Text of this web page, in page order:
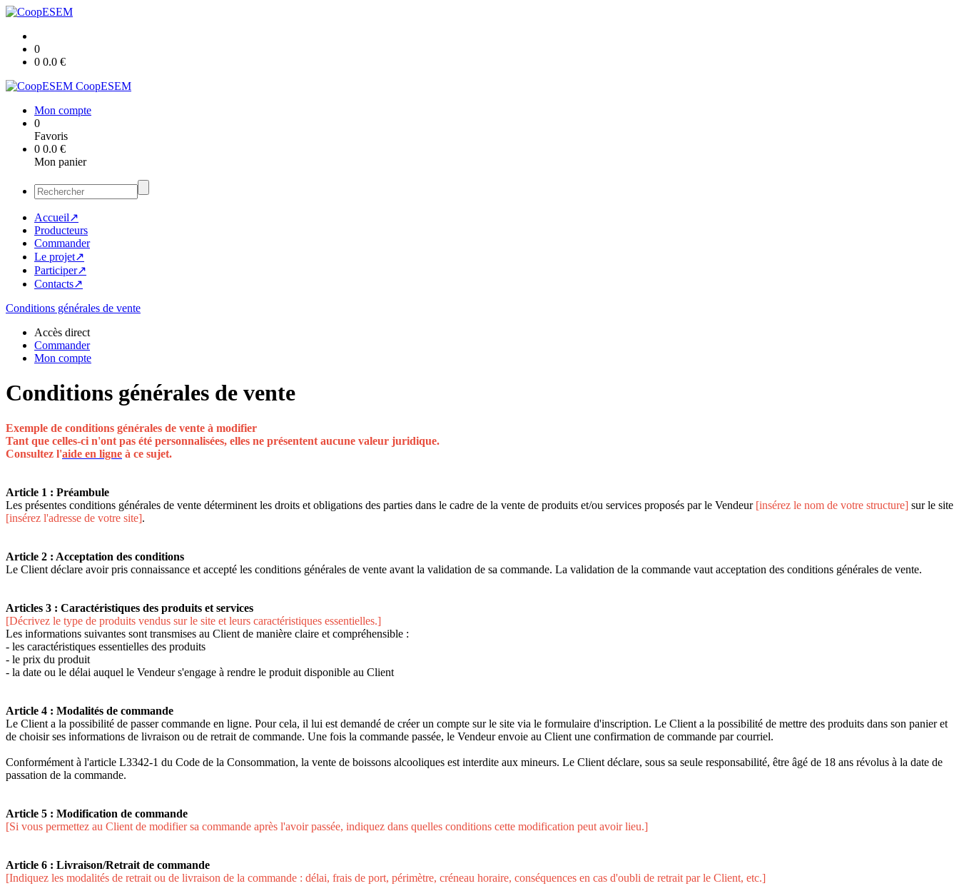
0
0 0.0 €
CoopESEM
Mon compte
0
Favoris
0 0.0 €
Mon panier
Accueil↗
Producteurs
Commander
Le projet↗
Participer↗
Contacts↗
Conditions générales de vente
Accès direct
Commander
Mon compte
Conditions générales de vente
Exemple de conditions générales de vente à modifier
Tant que celles-ci n'ont pas été personnalisées, elles ne présentent aucune valeur juridique.
Consultez l'aide en ligne à ce sujet.
Article 1 : Préambule
Les présentes conditions générales de vente déterminent les droits et obligations des parties dans le cadre de la vente de produits et/ou services proposés par le Vendeur [insérez le nom de votre structure] sur le site
[insérez l'adresse de votre site].
Article 2 : Acceptation des conditions
Le Client déclare avoir pris connaissance et accepté les conditions générales de vente avant la validation de sa commande. La validation de la commande vaut acceptation des conditions générales de vente.
Articles 3 : Caractéristiques des produits et services
[Décrivez le type de produits vendus sur le site et leurs caractéristiques essentielles.]
Les informations suivantes sont transmises au Client de manière claire et compréhensible :
- les caractéristiques essentielles des produits
- le prix du produit
- la date ou le délai auquel le Vendeur s'engage à rendre le produit disponible au Client
Article 4 : Modalités de commande
Le Client a la possibilité de passer commande en ligne. Pour cela, il lui est demandé de créer un compte sur le site via le formulaire d'inscription. Le Client a la possibilité de mettre des produits dans son panier et
de choisir ses informations de livraison ou de retrait de commande. Une fois la commande passée, le Vendeur envoie au Client une confirmation de commande par courriel.
Conformément à l'article L3342-1 du Code de la Consommation, la vente de boissons alcooliques est interdite aux mineurs. Le Client déclare, sous sa seule responsabilité, être âgé de 18 ans révolus à la date de
passation de la commande.
Article 5 : Modification de commande
[Si vous permettez au Client de modifier sa commande après l'avoir passée, indiquez dans quelles conditions cette modification peut avoir lieu.]
Article 6 : Livraison/Retrait de commande
[Indiquez les modalités de retrait ou de livraison de la commande : délai, frais de port, périmètre, créneau horaire, conséquences en cas d'oubli de retrait par le Client, etc.]